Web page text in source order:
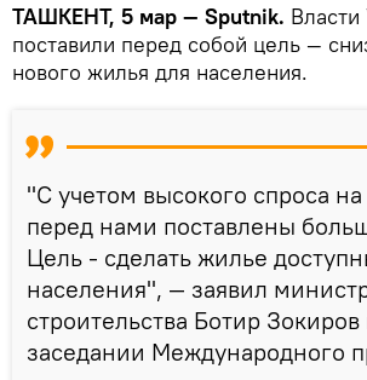
ТАШКЕНТ, 5 мар — Sputnik. Власти
поставили перед собой цель —
нового жилья для населения.
"С учетом высокого спроса
перед нами поставлены
Цель - сделать жилье
населения", — заявил
строительства Ботир Зокиров
заседании Международного